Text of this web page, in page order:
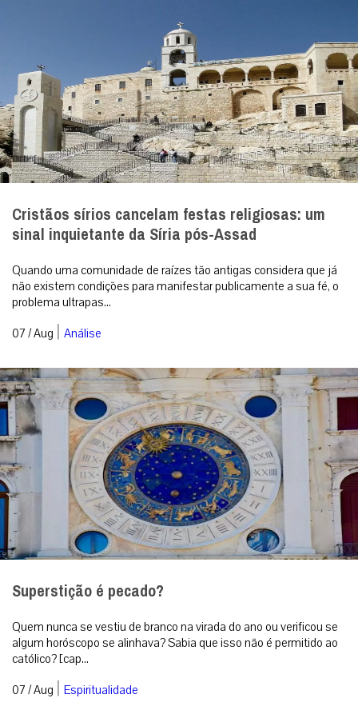
Cristãos sírios cancelam festas religiosas: um
sinal inquietante da Síria pós-Assad
Quando uma comunidade de raízes tão antigas considera que já
não existem condições para manifestar publicamente a sua fé, o
problema ultrapas...
07 / Aug | Análise
Superstição é pecado?
Quem nunca se vestiu de branco na virada do ano ou verificou se
algum horóscopo se alinhava? Sabia que isso não é permitido ao
católico? [cap...
07 / Aug | Espiritualidade